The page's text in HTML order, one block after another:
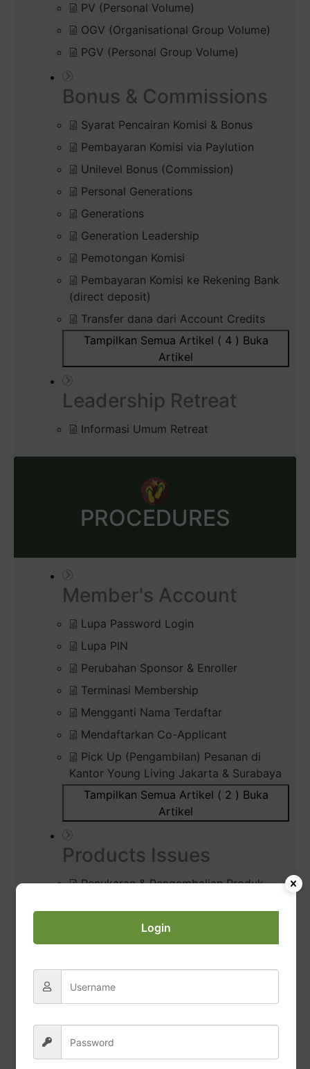
PV (Personal Volume)
OGV (Organisational Group Volume)
PGV (Personal Group Volume)
Bonus & Commissions
Syarat Pencairan Komisi & Bonus
Pembayaran Komisi via Paylution
Unilevel Bonus (Commission)
Personal Generations
Generations
Generation Leadership
Pemotongan Komisi
Pembayaran Komisi ke Rekening Bank
(direct deposit)
Transfer dana dari Account Credits
Tampilkan Semua Artikel ( 4 ) Buka
Artikel
Leadership Retreat
Informasi Umum Retreat
PROCEDURES
Member's Account
Lupa Password Login
Lupa PIN
Perubahan Sponsor & Enroller
Terminasi Membership
Mengganti Nama Terdaftar
Mendaftarkan Co-Applicant
Pick Up (Pengambilan) Pesanan di
Kantor Young Living Jakarta & Surabaya
Tampilkan Semua Artikel ( 2 ) Buka
Artikel
Products Issues
Penukaran & Pengembalian Produk
Prosedur Unboxing (Membuka)
Pesanan
Diffuser Rusak / Bermasalah
Commissions & Tax
Pembayaran Bonus Komisi
Permohonan Laporan Pajak
Login